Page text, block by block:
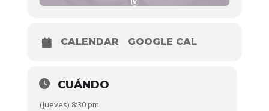
CALENDAR GOOGLE CAL
CUÁNDO
(Jueves) 8:30 pm